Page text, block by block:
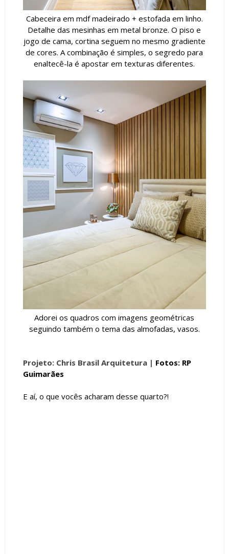
Cabeceira em mdf madeirado + estofada em linho.
Detalhe das mesinhas em metal bronze. O piso e
jogo de cama, cortina seguem no mesmo gradiente
de cores. A combinação é simples, o segredo para
enaltecê-la é apostar em texturas diferentes.
Adorei os quadros com imagens geométricas
seguindo também o tema das almofadas, vasos.
Projeto: Chris Brasil Arquitetura | Fotos: RP
Guimarães
E aí, o que vocês acharam desse quarto?!